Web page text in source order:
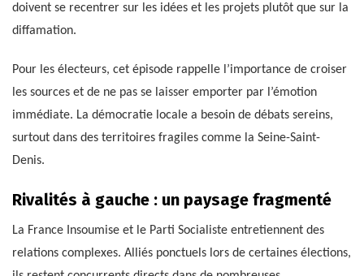
doivent se recentrer sur les idées et les projets plutôt que sur la
diffamation.
Pour les électeurs, cet épisode rappelle l’importance de croiser
les sources et de ne pas se laisser emporter par l’émotion
immédiate. La démocratie locale a besoin de débats sereins,
surtout dans des territoires fragiles comme la Seine-Saint-
Denis.
Rivalités à gauche : un paysage fragmenté
La France Insoumise et le Parti Socialiste entretiennent des
relations complexes. Alliés ponctuels lors de certaines élections,